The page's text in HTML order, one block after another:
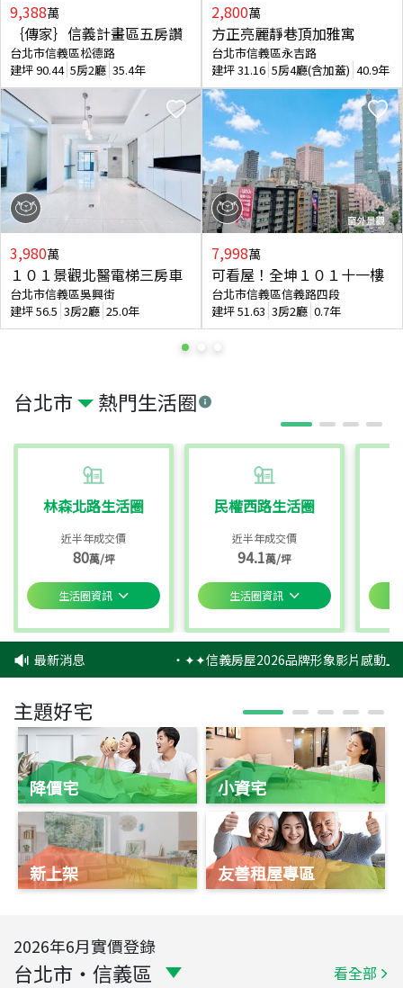
台北市 熱門生活圈
林森北路生活圈
近半年成交價
80萬/坪
生活圈資訊
民權西路生活圈
近半年成交價
94.1萬/坪
生活圈資訊
9,388萬
｛傳家｝信義計畫區五房讚
台北市信義區松德路
建坪90.44 5房2廳 35.4年
3,980萬
１０１景觀北醫電梯三房車
台北市信義區吳興街
建坪56.5 3房2廳 25.0年
2,800萬
方正亮麗靜巷頂加雅寓
台北市信義區永吉路
建坪31.16 5房4廳(含加蓋) 40.9年
7,998萬
可看屋！全坤１０１十一樓
台北市信義區信義路四段
建坪51.63 3房2廳 0.7年
最新消息 ‧✦✦信義房屋2026品牌形象影片感動上
主題好宅
降價宅
新上架
小資宅
友善租屋專區
2026年6月實價登錄
台北市 ・ 信義區 看全部